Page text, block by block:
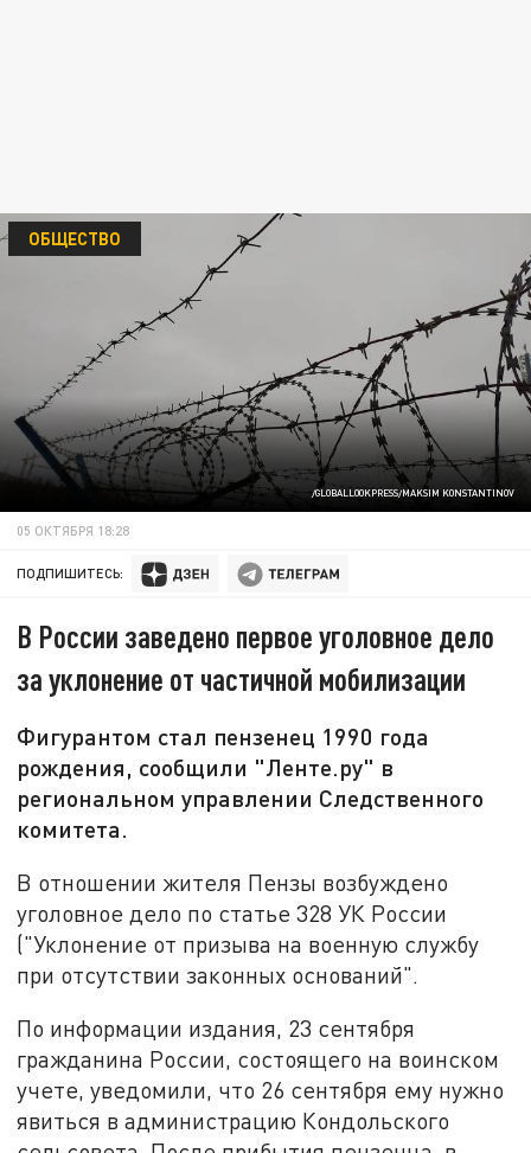
/GLOBALLOOKPRESS/MAKSIM KONSTANTINOV
ОБЩЕСТВО
05 ОКТЯБРЯ 18:28
ПОДПИШИТЕСЬ:
В России заведено первое уголовное дело
за уклонение от частичной мобилизации
Фигурантом стал пензенец 1990 года
рождения, сообщили "Ленте.ру" в
региональном управлении Следственного
комитета.
В отношении жителя Пензы возбуждено
уголовное дело по статье 328 УК России
("Уклонение от призыва на военную службу
при отсутствии законных оснований".
По информации издания, 23 сентября
гражданина России, состоящего на воинском
учете, уведомили, что 26 сентября ему нужно
явиться в администрацию Кондольского